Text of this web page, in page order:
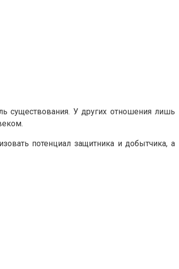
существования. У других отношения лишь
потенциал защитника и добытчика, а